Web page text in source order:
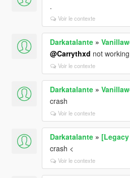
.
Voir le contexte
Darkatalante»
@Carrythxd not
Voir le contexte
Darkatalante»
crash
Voir le contexte
Darkatalante»
crash <
Voir le contexte